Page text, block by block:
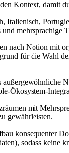
Kontext, damit
Italienisch,
mehrsprachige
nach Notion mit
für die Wahl
Ökosystem-
mit
gewährleisten.
konsequenter
sodass keine